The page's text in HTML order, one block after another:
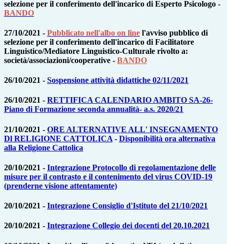
selezione per il conferimento dell'incarico di Esperto Psicologo -
BANDO
27/10/2021 - Pubblicato nell'albo on line l'avviso pubblico di
selezione per il conferimento dell'incarico di Facilitatore
Linguistico/Mediatore Linguistico-Culturale rivolto a:
società/associazioni/cooperative - BANDO
26/10/2021 - Sospensione attività didattiche 02/11/2021
26/10/2021 - RETTIFICA CALENDARIO AMBITO SA-26-
Piano di Formazione seconda annualità- a.s. 2020/21
21/10/2021 - ORE ALTERNATIVE ALL' INSEGNAMENTO
Dl RELIGIONE CATTOLICA - Disponibilità ora alternativa
alla Religione Cattolica
20/10/2021 - Integrazione Protocollo di regolamentazione delle
misure per il contrasto e il contenimento del virus COVID-19
(prenderne visione attentamente)
20/10/2021 - Integrazione Consiglio d'Istituto del 21/10/2021
20/10/2021 - Integrazione Collegio dei docenti del 20.10.2021